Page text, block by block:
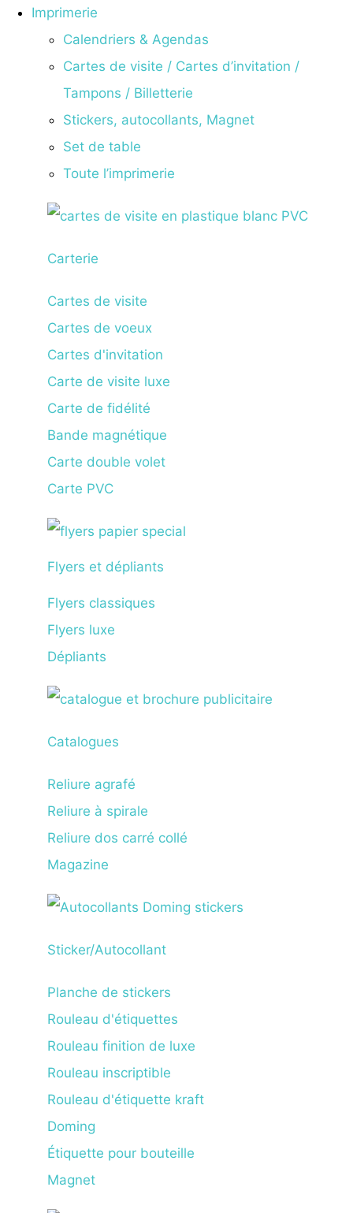
Imprimerie
Calendriers & Agendas
Cartes de visite / Cartes d’invitation /
Tampons / Billetterie
Stickers, autocollants, Magnet
Set de table
Toute l’imprimerie
Carterie
Cartes de visite
Cartes de voeux
Cartes d'invitation
Carte de visite luxe
Carte de fidélité
Bande magnétique
Carte double volet
Carte PVC
Flyers et dépliants
Flyers classiques
Flyers luxe
Dépliants
Catalogues
Reliure agrafé
Reliure à spirale
Reliure dos carré collé
Magazine
Sticker/Autocollant
Planche de stickers
Rouleau d'étiquettes
Rouleau finition de luxe
Rouleau inscriptible
Rouleau d'étiquette kraft
Doming
Étiquette pour bouteille
Magnet